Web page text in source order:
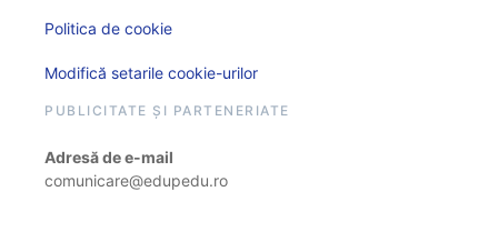
Politica de cookie
Modifică setarile cookie-urilor
PUBLICITATE ȘI PARTENERIATE
Adresă de e-mail
comunicare@edupedu.ro